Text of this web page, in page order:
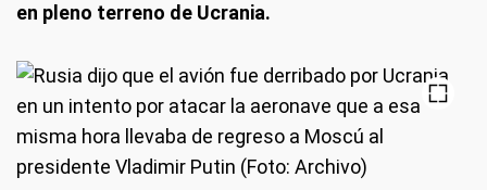
en pleno terreno de Ucrania.